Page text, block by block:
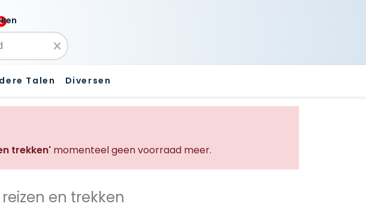
Talen Diversen
trekken' momenteel geen voorraad meer.
en trekken